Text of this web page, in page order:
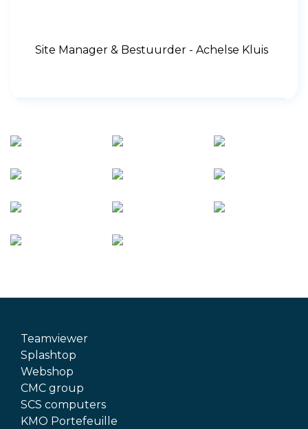
Kluis
Teamviewer
Splashtop
Webshop
CMC group
SCS computers
KMO Portefeuille